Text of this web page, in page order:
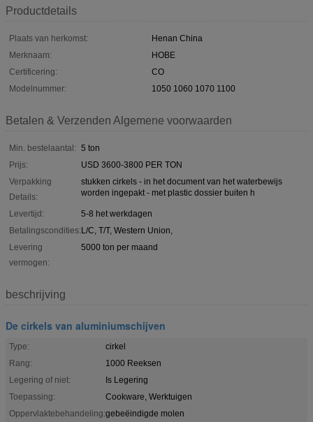
Productdetails
Plaats van herkomst:
Henan China
Merknaam:
HOBE
Certificering:
CO
Modelnummer:
1050 1060 1070 1100
Betalen & Verzenden Algemene voorwaarden
Min. bestelaantal: 5 ton
Prijs:
USD 3600-3800 PER TON
Verpakking
Details:
stukken cirkels - in het document van het waterbewijs
worden ingepakt - met plastic dossier buiten h
Levertijd:
5-8 het werkdagen
Betalingscondities:L/C, T/T, Western Union,
Levering
vermogen:
5000 ton per maand
beschrijving
De cirkels van aluminiumschijven
Type:
cirkel
Rang:
1000 Reeksen
Legering of niet:
Is Legering
Toepassing:
Cookware, Werktuigen
Oppervlaktebehandeling:gebeëindigde molen